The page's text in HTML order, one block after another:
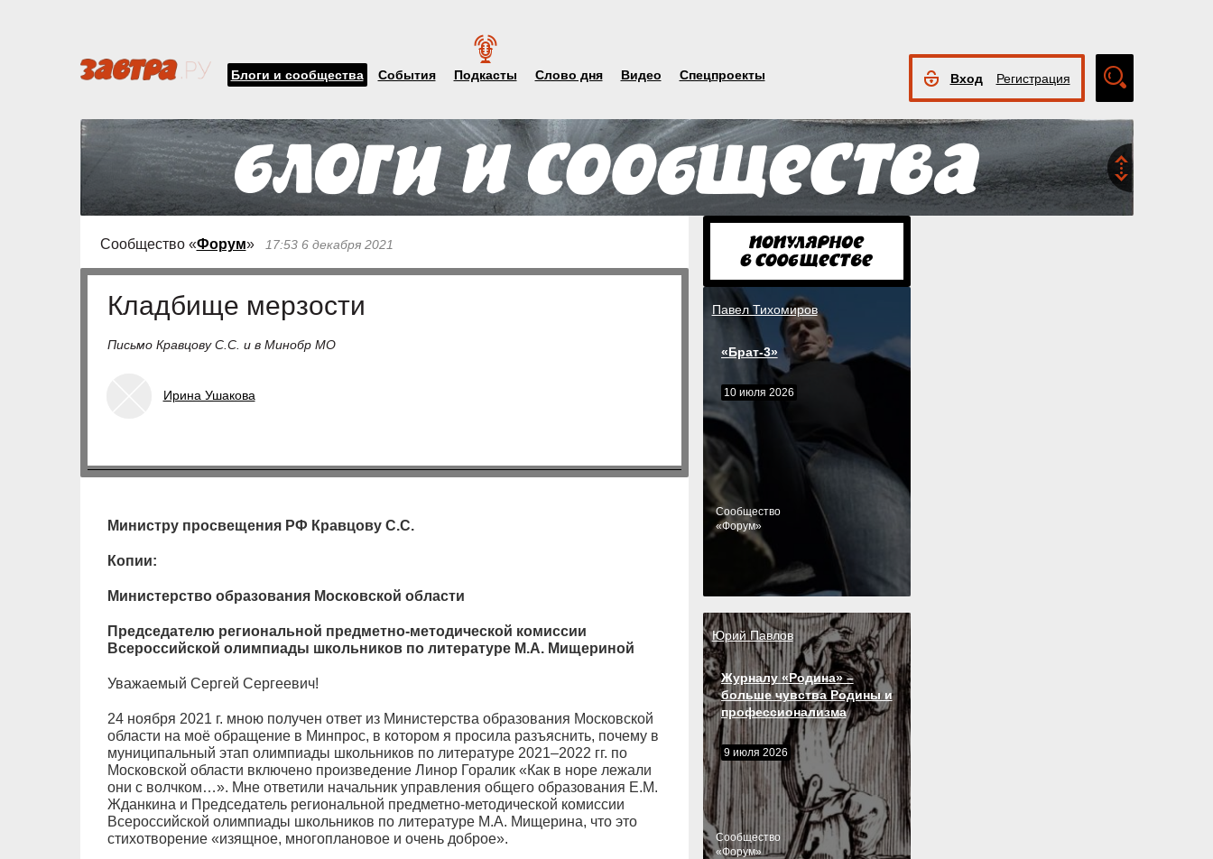
Блоги и сообщества События Подкасты Слово дня Видео Спецпроекты Вход Регистрация
поиск
Сообщество «Форум» 17:53 6 декабря 2021
Кладбище мерзости
Письмо Кравцову С.С. и в Минобр МО
Ирина Ушакова
Министру просвещения РФ Кравцову С.С.
Копии:
Министерство образования Московской области
Председателю региональной предметно-методической комиссии
Всероссийской олимпиады школьников по литературе М.А. Мищериной
Уважаемый Сергей Сергеевич!
24 ноября 2021 г. мною получен ответ из Министерства образования Московской
области на моё обращение в Минпрос, в котором я просила разъяснить, почему в
муниципальный этап олимпиады школьников по литературе 2021–2022 гг. по
Московской области включено произведение Линор Горалик «Как в норе лежали
они с волчком…». Мне ответили начальник управления общего образования Е.М.
Жданкина и Председатель региональной предметно-методической комиссии
Всероссийской олимпиады школьников по литературе М.А. Мищерина, что это
стихотворение «изящное, многоплановое и очень доброе».
Павел Тихомиров
«Брат-3»
10 июля 2026
Cообщество
«Форум»
Юрий Павлов
Журналу «Родина» –
больше чувства Родины и
профессионализма
9 июля 2026
Cообщество
«Форум»